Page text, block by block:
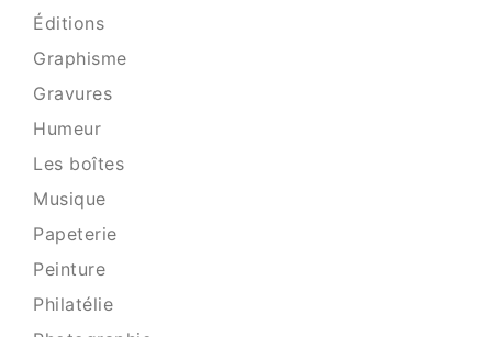
Éditions
Graphisme
Gravures
Humeur
Les boîtes
Musique
Papeterie
Peinture
Philatélie